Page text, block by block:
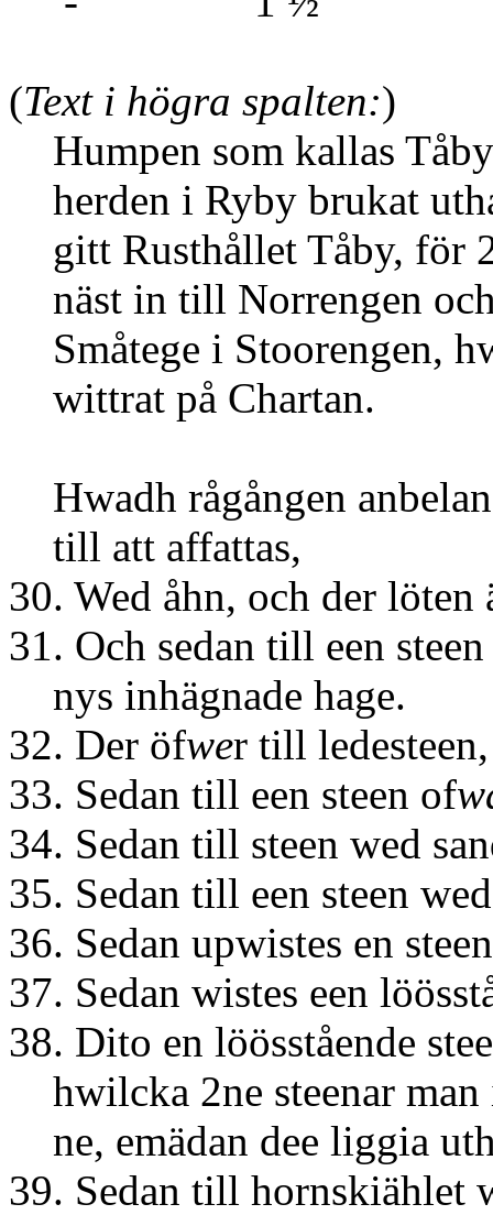
(Text i högra spalten:)
Humpen som kallas
herden i Ryby brukat
gitt Rusthållet Tåby, för
näst in till Norrengen
Småtege i Stoorengen,
wittrat på Chartan.
Hwadh rågången
till att affattas,
30. Wed åhn, och der löten
31. Och sedan till een
nys inhägnade hage.
32. Der öfwer till
33. Sedan till een steen of
34. Sedan till steen wed
35. Sedan till een steen
36. Sedan upwistes en
37. Sedan wistes een
38. Dito en löösstående
hwilcka 2ne steenar
ne, emädan dee liggia
39. Sedan till hornskiählet